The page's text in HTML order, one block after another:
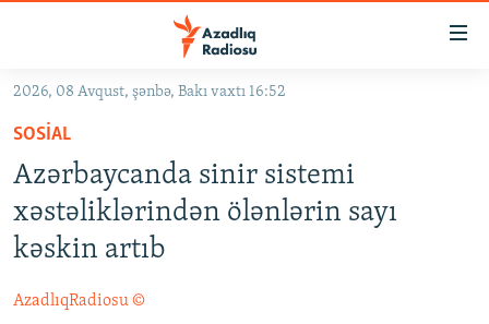
Əsas
qayıt
Əsas
naviqasiyaya
qayıt
Axtarışa
GÜNDƏM
#İZAHLA
KORRUPSIOMETR
#ƏSLINDƏ
QANUNI DOĞRU
2026, 08 Avqust, şənbə, Bakı vaxtı 16:52
SOSIAL
Azərbaycanda sinir sistemi
xəstəliklərindən ölənlərin sayı
kəskin artıb
AzadlıqRadiosu ©